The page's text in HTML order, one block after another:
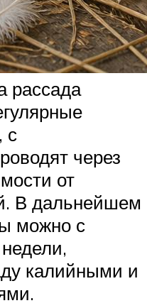
рассада
с
через
от
В дальнейшем
можно с
калийными и